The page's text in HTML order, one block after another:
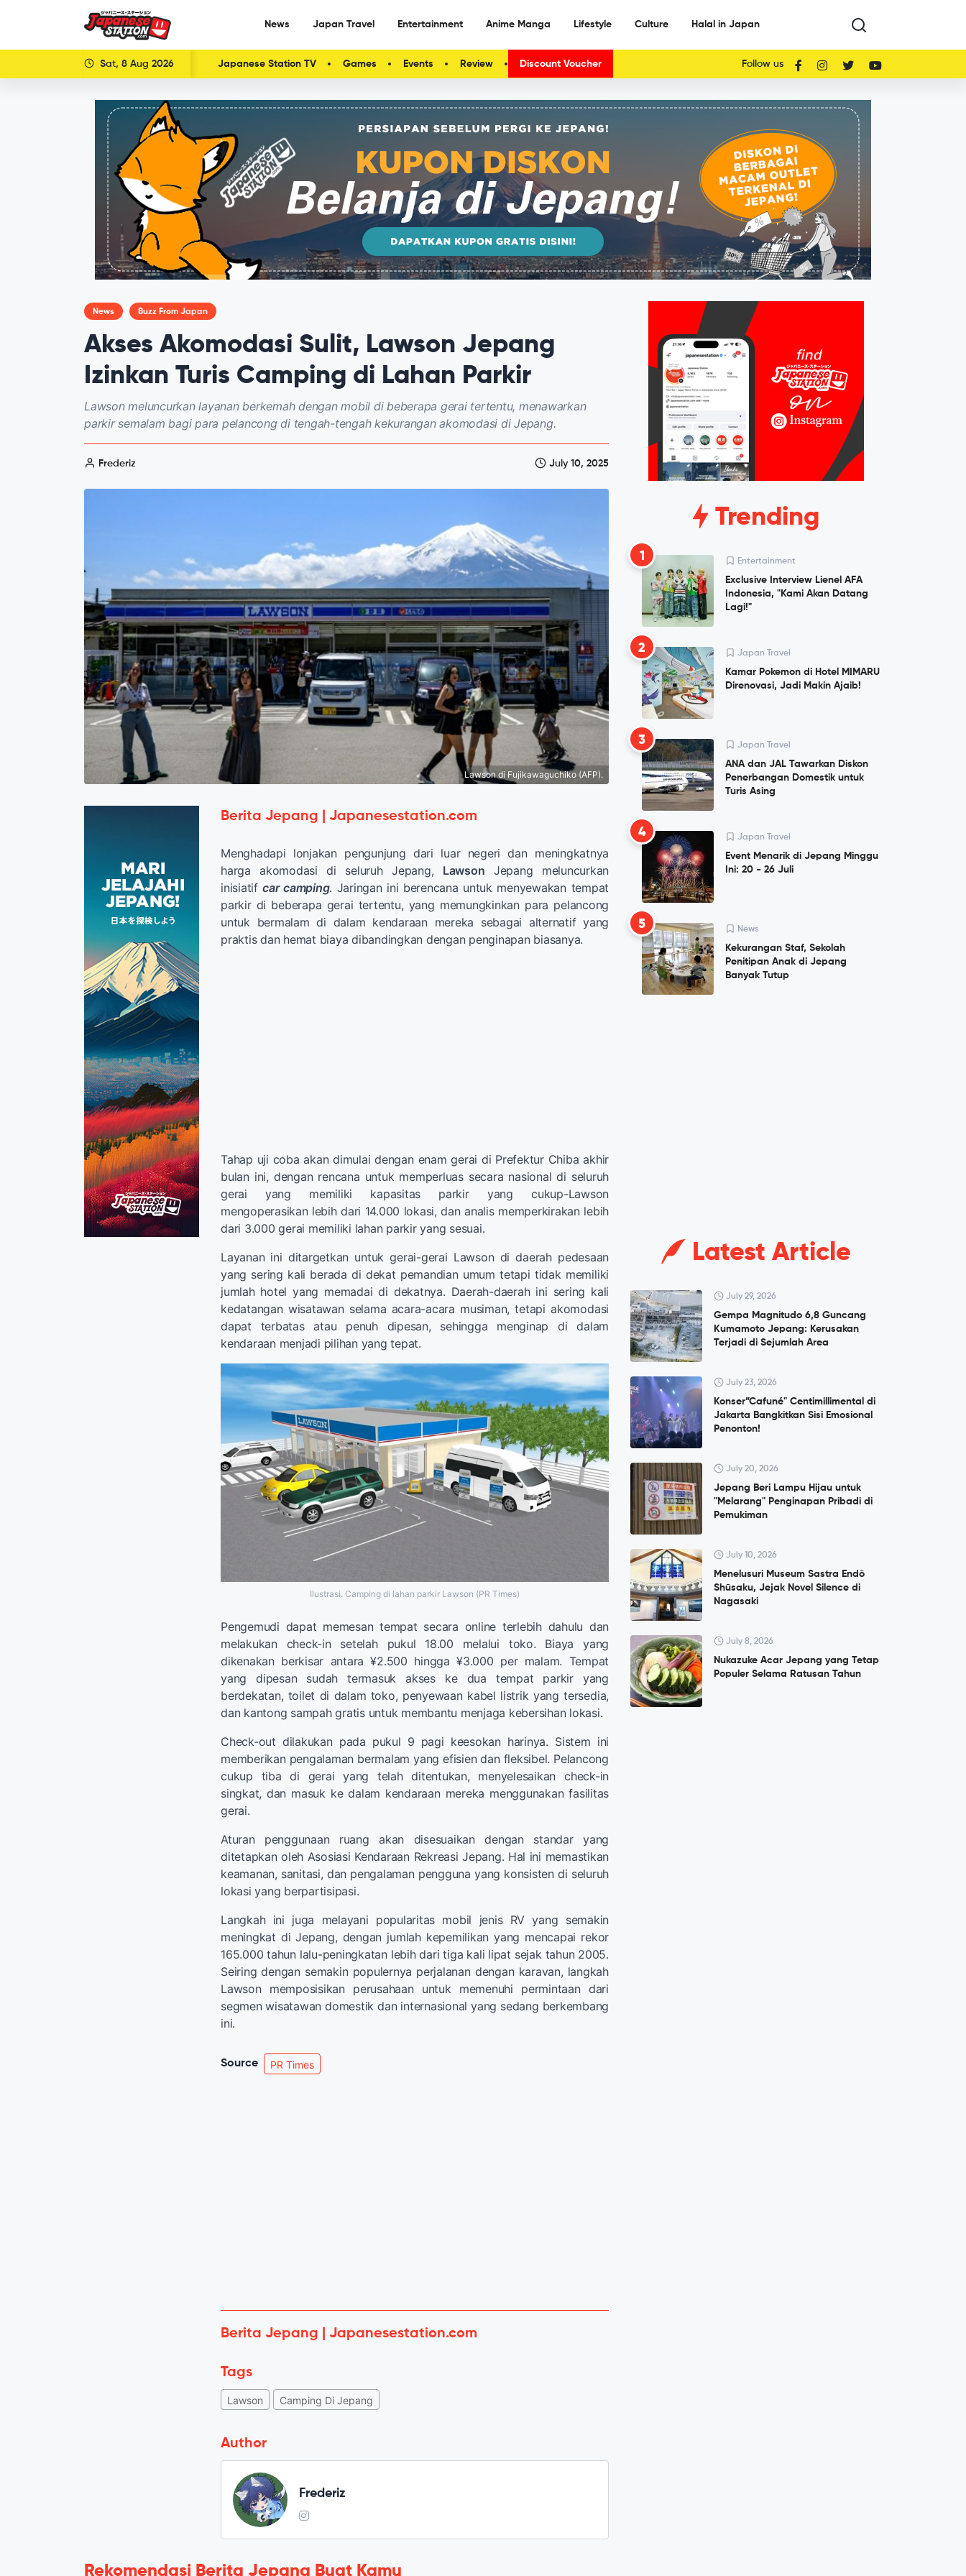
News Japan Travel Entertainment Anime Manga Lifestyle Culture Halal in Japan
Sat, 8 Aug 2026 Japanese Station TV Games Events Review Discount Voucher Follow us
News Buzz From Japan
Akses Akomodasi Sulit, Lawson Jepang
Izinkan Turis Camping di Lahan Parkir
Lawson meluncurkan layanan berkemah dengan mobil di beberapa gerai tertentu, menawarkan
parkir semalam bagi para pelancong di tengah-tengah kekurangan akomodasi di Jepang.
Frederiz July 10, 2025
Lawson di Fujikawaguchiko (AFP).
Berita Jepang | Japanesestation.com
Menghadapi lonjakan pengunjung dari luar negeri dan meningkatnya
harga akomodasi di seluruh Jepang, Lawson Jepang meluncurkan
inisiatifcar camping. Jaringan ini berencana untuk menyewakan tempat
parkir di beberapa gerai tertentu, yang memungkinkan para pelancong
untuk bermalam di dalam kendaraan mereka sebagai alternatif yang
praktis dan hemat biaya dibandingkan dengan penginapan biasanya.
Tahap uji coba akan dimulai dengan enam gerai di Prefektur Chiba akhir
bulan ini, dengan rencana untuk memperluas secara nasional di seluruh
gerai yang memiliki kapasitas parkir yang cukup-Lawson
mengoperasikan lebih dari 14.000 lokasi, dan analis memperkirakan lebih
dari 3.000 gerai memiliki lahan parkir yang sesuai.
Layanan ini ditargetkan untuk gerai-gerai Lawson di daerah pedesaan
yang sering kali berada di dekat pemandian umum tetapi tidak memiliki
jumlah hotel yang memadai di dekatnya. Daerah-daerah ini sering kali
kedatangan wisatawan selama acara-acara musiman, tetapi akomodasi
dapat terbatas atau penuh dipesan, sehingga menginap di dalam
kendaraan menjadi pilihan yang tepat.
Ilustrasi. Camping di lahan parkir Lawson (PR Times)
Pengemudi dapat memesan tempat secara online terlebih dahulu dan
melakukan check-in setelah pukul 18.00 melalui toko. Biaya yang
dikenakan berkisar antara ¥2.500 hingga ¥3.000 per malam. Tempat
yang dipesan sudah termasuk akses ke dua tempat parkir yang
berdekatan, toilet di dalam toko, penyewaan kabel listrik yang tersedia,
dan kantong sampah gratis untuk membantu menjaga kebersihan lokasi.
Check-out dilakukan pada pukul 9 pagi keesokan harinya. Sistem ini
memberikan pengalaman bermalam yang efisien dan fleksibel. Pelancong
cukup tiba di gerai yang telah ditentukan, menyelesaikan check-in
singkat, dan masuk ke dalam kendaraan mereka menggunakan fasilitas
gerai.
Aturan penggunaan ruang akan disesuaikan dengan standar yang
ditetapkan oleh Asosiasi Kendaraan Rekreasi Jepang. Hal ini memastikan
keamanan, sanitasi, dan pengalaman pengguna yang konsisten di seluruh
lokasi yang berpartisipasi.
Langkah ini juga melayani popularitas mobil jenis RV yang semakin
meningkat di Jepang, dengan jumlah kepemilikan yang mencapai rekor
165.000 tahun lalu-peningkatan lebih dari tiga kali lipat sejak tahun 2005.
Seiring dengan semakin populernya perjalanan dengan karavan, langkah
Lawson memposisikan perusahaan untuk memenuhi permintaan dari
segmen wisatawan domestik dan internasional yang sedang berkembang
ini.
Source PR Times
Berita Jepang | Japanesestation.com
Tags
Lawson Camping Di Jepang
Author
Frederiz
Rekomendasi Berita Jepang Buat Kamu
Trending
1 Entertainment
Exclusive Interview Lienel AFA
Indonesia, "Kami Akan Datang
Lagi!"
2 Japan Travel
Kamar Pokemon di Hotel MIMARU
Direnovasi, Jadi Makin Ajaib!
3 Japan Travel
ANA dan JAL Tawarkan Diskon
Penerbangan Domestik untuk
Turis Asing
4 Japan Travel
Event Menarik di Jepang Minggu
Ini: 20 - 26 Juli
5 News
Kekurangan Staf, Sekolah
Penitipan Anak di Jepang
Banyak Tutup
Latest Article
July 29, 2026
Gempa Magnitudo 6,8 Guncang
Kumamoto Jepang: Kerusakan
Terjadi di Sejumlah Area
July 23, 2026
Konser”Cafuné" Centimillimental di
Jakarta Bangkitkan Sisi Emosional
Penonton!
July 20, 2026
Jepang Beri Lampu Hijau untuk
"Melarang" Penginapan Pribadi di
Pemukiman
July 10, 2026
Menelusuri Museum Sastra Endō
Shūsaku, Jejak Novel Silence di
Nagasaki
July 8, 2026
Nukazuke Acar Jepang yang Tetap
Populer Selama Ratusan Tahun